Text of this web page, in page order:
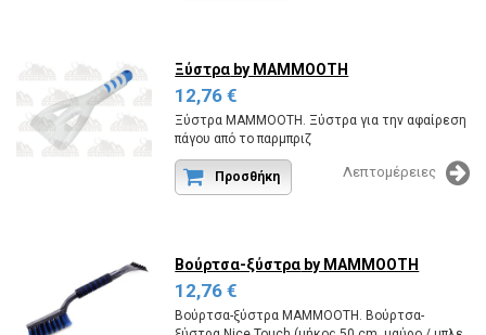
Ξύστρα by MAMMOOTH
12,76 €
Ξύστρα MAMMOOTH. Ξύστρα για την αφαίρεση
πάγου από το παρμπριζ
Κωδικός εργοστασίου:MMT A123 005.
Προσθήκη
Λεπτομέρειες
Βούρτσα-ξύστρα by MAMMOOTH
12,76 €
Βούρτσα-ξύστρα MAMMOOTH. Βούρτσα-